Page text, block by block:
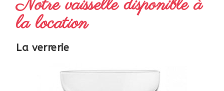
Notre vaisselle disponible à
la location
La verrerie